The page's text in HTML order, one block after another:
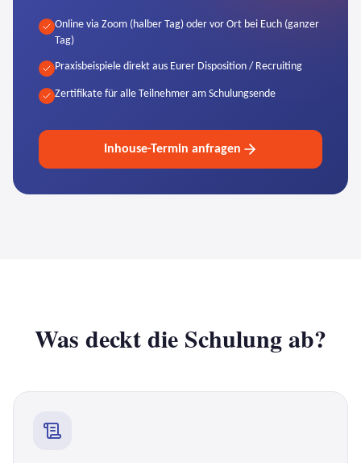
Online via Zoom (halber Tag) oder vor Ort bei Euch (ganzer
Tag)
Praxisbeispiele direkt aus Eurer Disposition / Recruiting
Zertifikate für alle Teilnehmer am Schulungsende
Inhouse-Termin anfragen
Was deckt die Schulung ab?